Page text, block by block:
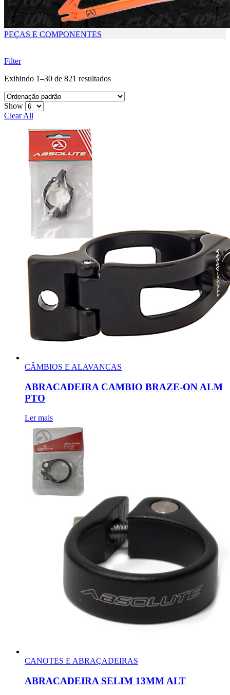
PEÇAS E COMPONENTES
Filter
Exibindo 1–30 de 821 resultados
Show
Clear All
CÂMBIOS E ALAVANCAS
ABRACADEIRA CAMBIO BRAZE-ON ALM
PTO
Ler mais
CANOTES E ABRAÇADEIRAS
ABRACADEIRA SELIM 13MM ALT